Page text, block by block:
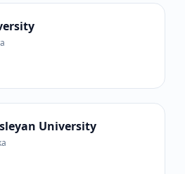
University